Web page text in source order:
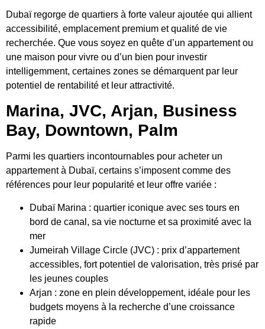
Dubaï regorge de quartiers à forte valeur ajoutée qui allient
accessibilité, emplacement premium et qualité de vie
recherchée. Que vous soyez en quête d’un appartement ou
une maison pour vivre ou d’un bien pour investir
intelligemment, certaines zones se démarquent par leur
potentiel de rentabilité et leur attractivité.
Marina, JVC, Arjan, Business
Bay, Downtown, Palm
Parmi les quartiers incontournables pour acheter un
appartement à Dubaï, certains s’imposent comme des
références pour leur popularité et leur offre variée :
Dubaï Marina : quartier iconique avec ses tours en
bord de canal, sa vie nocturne et sa proximité avec la
mer
Jumeirah Village Circle (JVC) : prix d’appartement
accessibles, fort potentiel de valorisation, très prisé par
les jeunes couples
Arjan : zone en plein développement, idéale pour les
budgets moyens à la recherche d’une croissance
rapide